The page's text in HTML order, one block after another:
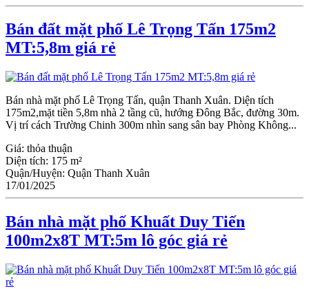
Bán đất mặt phố Lê Trọng Tấn 175m2
MT:5,8m giá rẻ
Bán nhà mặt phố Lê Trọng Tấn, quận Thanh Xuân. Diện tích
175m2,mặt tiền 5,8m nhà 2 tầng cũ, hướng Đông Bắc, đường 30m.
Vị trí cách Trường Chinh 300m nhìn sang sân bay Phòng Không...
Giá: thỏa thuận
Diện tích: 175 m²
Quận/Huyện: Quận Thanh Xuân
17/01/2025
Bán nhà mặt phố Khuất Duy Tiến
100m2x8T MT:5m lô góc giá rẻ